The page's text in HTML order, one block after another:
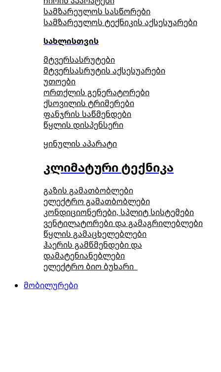
სამზარეულოს სასწორები
სამზარეულოს ტექნიკის აქსესუარები
სახლისთვის
მტვერსასრუტები
მტვერსასრუტის აქსესუარები
უთოები
ორთქლის გენერატორები
ქსოვილის ტრიმერები
ფანჯრის საწმენდები
წყლის დისპენსერი
ყინულის აპარატი
კლიმატური ტექნიკა
გაზის გამათბობლები
ელექტრო გამათბობლები
კონდიციონერები, სპლიტ სისტემები
ვენტილატორები და გამაგრილებლები
წყლის გამაცხელებლები
ჰაერის გამწმენდები და
დამატენიანებლები
ელექტრო ბიო ბუხარი
მობილურები